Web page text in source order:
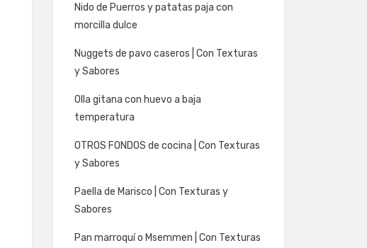
Nido de Puerros y patatas paja con
morcilla dulce
Nuggets de pavo caseros | Con Texturas
y Sabores
Olla gitana con huevo a baja
temperatura
OTROS FONDOS de cocina | Con Texturas
y Sabores
Paella de Marisco | Con Texturas y
Sabores
Pan marroquí o Msemmen | Con Texturas